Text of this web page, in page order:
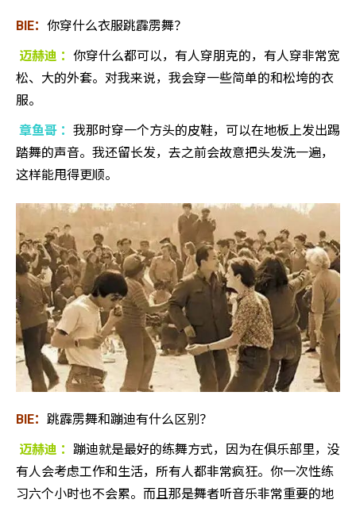
BIE： 你穿什么衣服跳霹雳舞？
迈赫迪 ： 你穿什么都可以，有人穿朋克的，有人穿非常宽
松、大的外套。对我来说，我会穿一些简单的和松垮的衣
服。
章鱼哥 ： 我那时穿一个方头的皮鞋，可以在地板上发出踢
踏舞的声音。我还留长发，去之前会故意把头发洗一遍，
这样能甩得更顺。
BIE： 跳霹雳舞和蹦迪有什么区别？
迈赫迪 ： 蹦迪就是最好的练舞方式，因为在俱乐部里，没
有人会考虑工作和生活，所有人都非常疯狂。你一次性练
习六个小时也不会累。而且那是舞者听音乐非常重要的地